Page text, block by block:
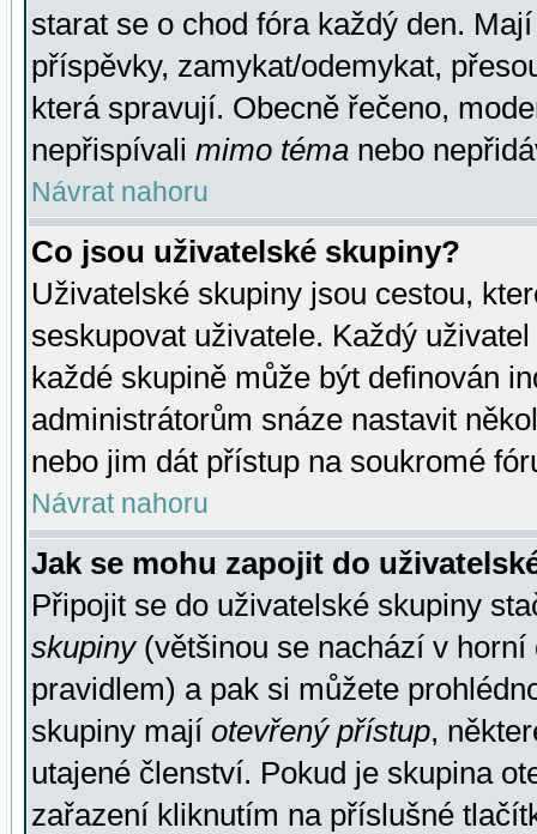
starat se o chod fóra každý den.
příspěvky, zamykat/odemykat,
která spravují. Obecně řečeno,
nepřispívali mimo téma nebo
Návrat nahoru
Co jsou uživatelské skupiny?
Uživatelské skupiny jsou cestou,
seskupovat uživatele. Každý
každé skupině může být definován
administrátorům snáze nastavit
nebo jim dát přístup na soukromé
Návrat nahoru
Jak se mohu zapojit do
Připojit se do uživatelské skupiny
skupiny(většinou se nachází v horní
pravidlem) a pak si můžete
skupiny mají otevřený přístup,
utajené členství. Pokud je skupina
zařazení kliknutím na příslušné